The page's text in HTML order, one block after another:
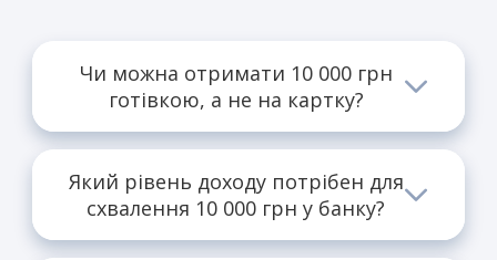
Чи можна отримати 10 000 грн
готівкою, а не на картку?
У МФО кошти видаються виключно
Який рівень доходу потрібен для
схвалення 10 000 грн у банку?
Банки дивляться на співвідношення платежу